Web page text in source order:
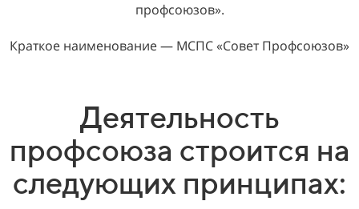
профсоюзов».
Краткое наименование — МСПС «Совет Профсоюзов»
Деятельность
профсоюза строится на
следующих принципах: